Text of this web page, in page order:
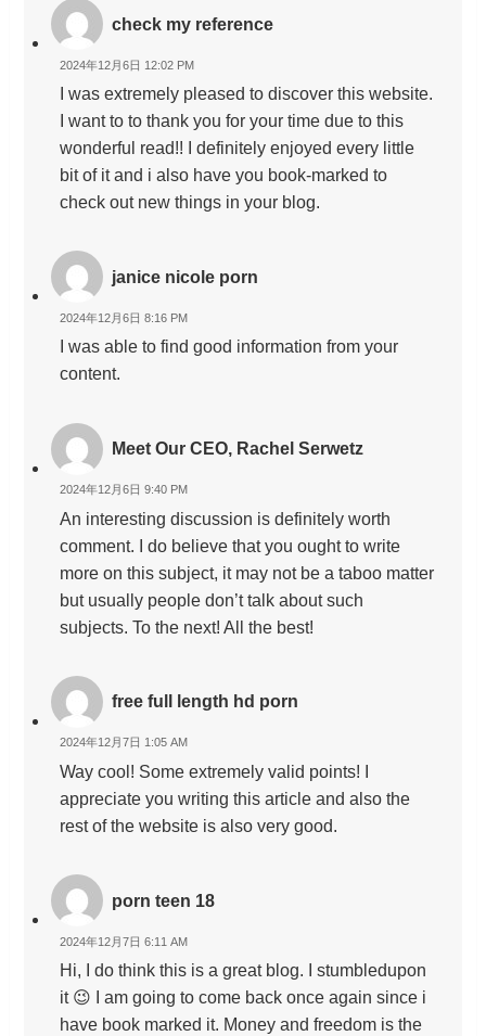
check my reference
2024年12月6日 12:02 PM
I was extremely pleased to discover this website.
I want to to thank you for your time due to this
wonderful read!! I definitely enjoyed every little
bit of it and i also have you book-marked to
check out new things in your blog.
janice nicole porn
2024年12月6日 8:16 PM
I was able to find good information from your
content.
Meet Our CEO, Rachel Serwetz
2024年12月6日 9:40 PM
An interesting discussion is definitely worth
comment. I do believe that you ought to write
more on this subject, it may not be a taboo matter
but usually people don’t talk about such
subjects. To the next! All the best!
free full length hd porn
2024年12月7日 1:05 AM
Way cool! Some extremely valid points! I
appreciate you writing this article and also the
rest of the website is also very good.
porn teen 18
2024年12月7日 6:11 AM
Hi, I do think this is a great blog. I stumbledupon
it 😉 I am going to come back once again since i
have book marked it. Money and freedom is the